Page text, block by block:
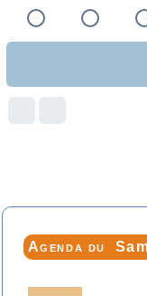
Agenda du